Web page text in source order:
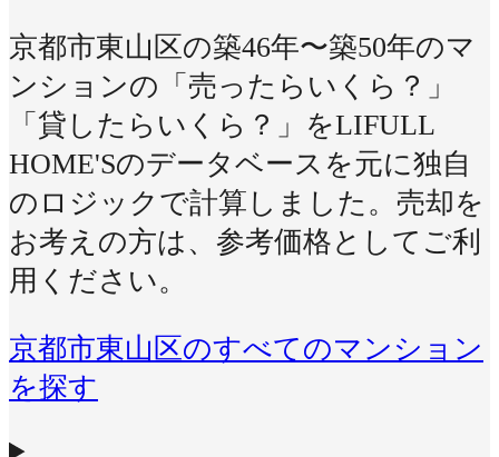
京都市東山区の築46年〜築50年のマ
ンションの「売ったらいくら？」
「貸したらいくら？」をLIFULL
HOME'Sのデータベースを元に独自
のロジックで計算しました。売却を
お考えの方は、参考価格としてご利
用ください。
京都市東山区のすべてのマンション
を探す